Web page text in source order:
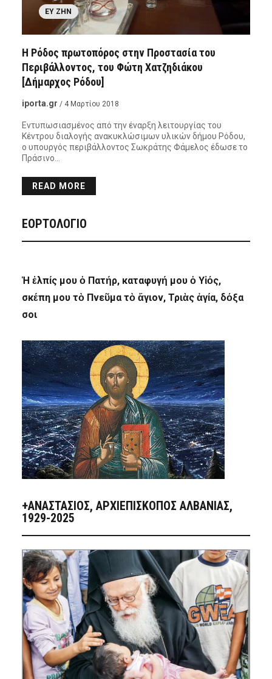
ΕΥ ΖΗΝ
Η Ρόδος πρωτοπόρος στην Προστασία του
Περιβάλλοντος, του Φώτη Χατζηδιάκου
[Δήμαρχος Ρόδου]
iporta.gr / 4 Μαρτίου 2018
Εντυπωσιασμένος από την έναρξη λειτουργίας του
Κέντρου διαλογής ανακυκλώσιμων υλικών δήμου Ρόδου,
ο υπουργός περιβάλλοντος Σωκράτης Φάμελος έδωσε το
Πράσινο…
READ MORE
ΕΟΡΤΟΛΟΓΙΟ
Ἡ ἐλπίς μου ὁ Πατήρ, καταφυγή μου ὁ Υἱός,
σκέπη μου τὸ Πνεῦμα τὸ ἅγιον, Τριὰς ἁγία, δόξα
σοι
+ΑΝΑΣΤΆΣΙΟΣ, ΑΡΧΙΕΠΊΣΚΟΠΟΣ ΑΛΒΑΝΊΑΣ,
1929-2025